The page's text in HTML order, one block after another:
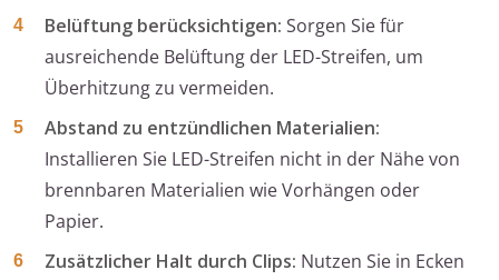
Belüftung berücksichtigen: Sorgen Sie für
ausreichende Belüftung der LED-Streifen, um
Überhitzung zu vermeiden.
Abstand zu entzündlichen Materialien:
Installieren Sie LED-Streifen nicht in der Nähe von
brennbaren Materialien wie Vorhängen oder
Papier.
Zusätzlicher Halt durch Clips: Nutzen Sie in Ecken